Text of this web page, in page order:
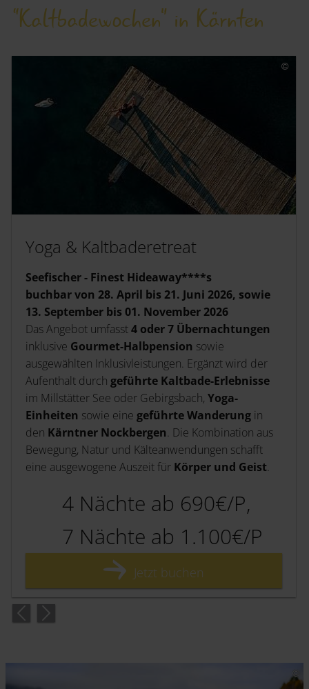
“Kaltbadewochen” in Kärnten
Yoga & Kaltbaderetreat
Seefischer - Finest Hideaway****s
buchbar von 28. April bis 21. Juni 2026, sowie
13. September bis 01. November 2026
Das Angebot umfasst4 oder 7 Übernachtungen
inklusive Gourmet-Halbpension sowie
ausgewählten Inklusivleistungen. Ergänzt wird der
Aufenthalt durch geführte Kaltbade-Erlebnisse
im Millstätter See oder Gebirgsbach, Yoga-
Einheiten sowie eine geführte Wanderung in
den Kärntner Nockbergen. Die Kombination aus
Bewegung, Natur und Kälteanwendungen schafft
eine ausgewogene Auszeit für Körper und Geist.
4 Nächte ab 690€/P,
7 Nächte ab 1.100€/P
Jetzt buchen